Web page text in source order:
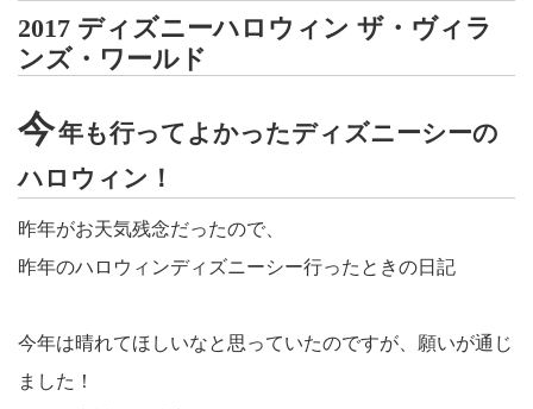
2017 ディズニーハロウィン ザ・ヴィラ
ンズ・ワールド
今年も行ってよかったディズニーシーの
ハロウィン！
昨年がお天気残念だったので、
昨年のハロウィンディズニーシー行ったときの日記
今年は晴れてほしいなと思っていたのですが、願いが通じ
ました！